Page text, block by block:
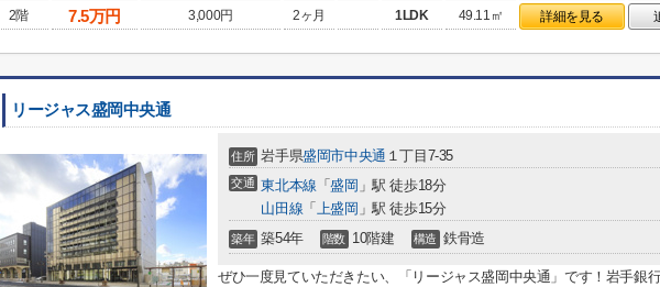
2階
7.5万円 3,000円 2ヶ月 1LDK 49.11㎡ 詳細を見る
リージャス盛岡中央通
住所 岩手県盛岡市中央通 １丁目7-35
交通 東北本線 「盛岡 」駅 徒歩18分
山田線 「 上盛岡 」駅 徒歩15分
築年 築54年 階数 10階建 構造 鉄骨造
ぜひ一度見ていただきたい、「リージャス盛岡中央通」です！岩手銀